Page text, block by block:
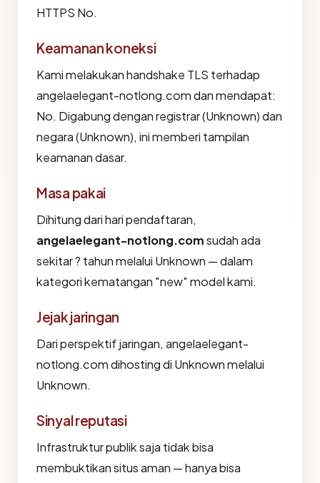
HTTPS No.
Keamanan koneksi
Kami melakukan handshake TLS terhadap
angelaelegant-notlong.com dan mendapat:
No. Digabung dengan registrar (Unknown) dan
negara (Unknown), ini memberi tampilan
keamanan dasar.
Masa pakai
Dihitung dari hari pendaftaran,
angelaelegant-notlong.comsudah ada
sekitar ? tahun melalui Unknown — dalam
kategori kematangan "new" model kami.
Jejak jaringan
Dari perspektif jaringan, angelaelegant-
notlong.com dihosting di Unknown melalui
Unknown.
Sinyal reputasi
Infrastruktur publik saja tidak bisa
membuktikan situs aman — hanya bisa